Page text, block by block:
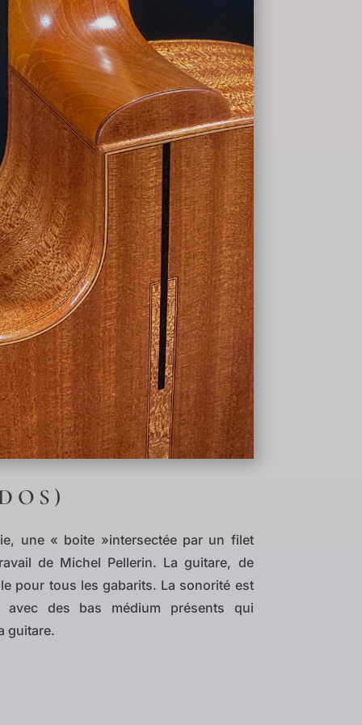
une « boite »intersectée par un filet
de Michel Pellerin. La guitare, de
pour tous les gabarits. La sonorité est
avec des bas médium présents qui
guitare.